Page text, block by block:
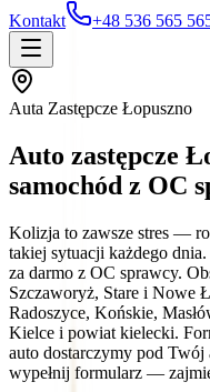
Kontakt
+48 536 565
Auta Zastępcze Łopuszno
Auto zastępcze
samochód z OC
Kolizja to zawsze stres —
takiej sytuacji każdego
za darmo z OC sprawcy.
Szczaworyż, Stare i Nowe
Radoszyce, Końskie,
Kielce i powiat kielecki.
auto dostarczymy pod
wypełnij formularz —